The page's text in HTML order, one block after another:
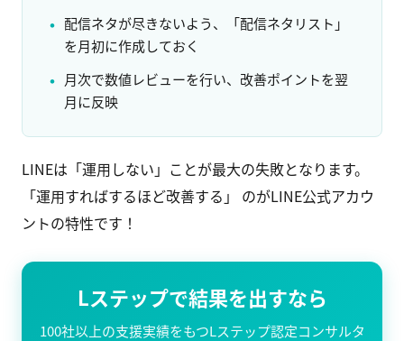
配信ネタが尽きないよう、「配信ネタリスト」
を月初に作成しておく
月次で数値レビューを行い、改善ポイントを翌
月に反映
LINEは「運用しない」ことが最大の失敗となります。
「運用すればするほど改善する」 のがLINE公式アカウ
ントの特性です！
Lステップで結果を出すなら
100社以上の支援実績をもつLステップ認定コンサルタ